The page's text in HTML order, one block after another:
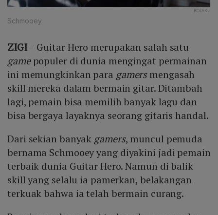
KOTAKU
Schmooey
ZIGI– Guitar Hero merupakan salah satu
gamepopuler di dunia mengingat permainan
ini memungkinkan para gamersmengasah
skill mereka dalam bermain gitar. Ditambah
lagi, pemain bisa memilih banyak lagu dan
bisa bergaya layaknya seorang gitaris handal.
Dari sekian banyakgamers, muncul pemuda
bernama Schmooey yang diyakini jadi pemain
terbaik dunia Guitar Hero. Namun di balik
skill yang selalu ia pamerkan, belakangan
terkuak bahwa ia telah bermain curang.